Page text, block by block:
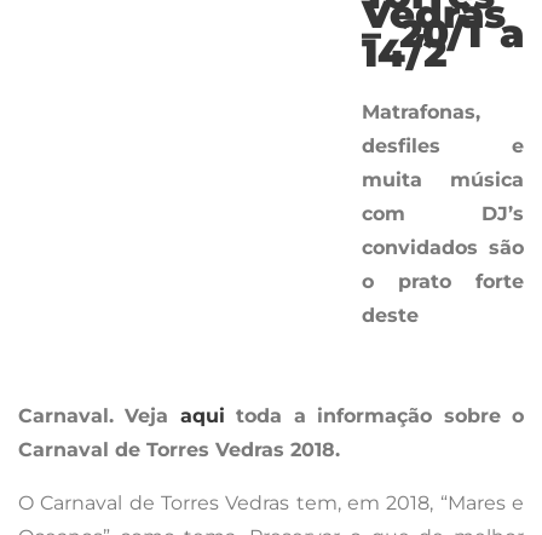
O Carnaval de Torres Vedras tem, em 2018, “Mares e
Oceanos” como tema. Preservar o que de melhor
temos no nosso planeta está nas nossas mãos e o
Carnaval de Torres Vedras tem como missão fazer
esta ponte entre os foliões e o meio aquático.
reavivar a sua memória e perceber, de uma vez por
todas, que tudo o que não deitam para o lixo, irá
Vedras ajudar… e os mares e oceanos conseguir